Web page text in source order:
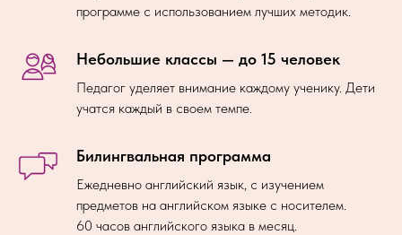
программе с использованием лучших методик.
Небольшие классы — до 15 человек
Педагог уделяет внимание каждому ученику. Дети
учатся каждый в своем темпе.
Билингвальная программа
Ежедневно английский язык, с изучением
предметов на английском языке с носителем.
60 часов английского языка в месяц.